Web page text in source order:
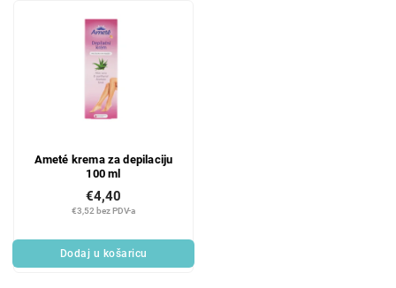
Ameté krema za depilaciju
100 ml
€3,52 bez PDV-a
€4,40
Dodaj u košaricu